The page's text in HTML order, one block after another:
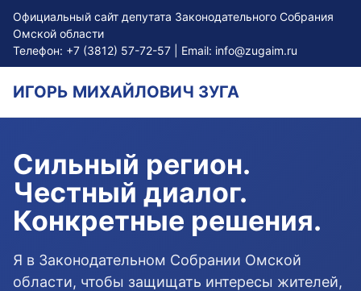
Официальный сайт депутата Законодательного Собрания
Омской области
Телефон: +7 (3812) 57-72-57 | Email: info@zugaim.ru
ИГОРЬ МИХАЙЛОВИЧ ЗУГА
Сильный регион.
Честный диалог.
Конкретные решения.
Я в Законодательном Собрании Омской
области, чтобы защищать интересы жителей,